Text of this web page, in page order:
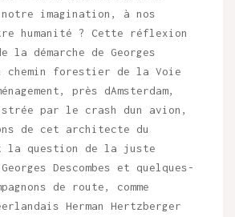
imagination, à nos
humanité ? Cette réflexion
la démarche de Georges
chemin forestier de la Voie
près dAmsterdam,
par le crash dun avion,
de cet architecte du
la question de la juste
Descombes et quelques-
de route, comme
Herman Hertzberger